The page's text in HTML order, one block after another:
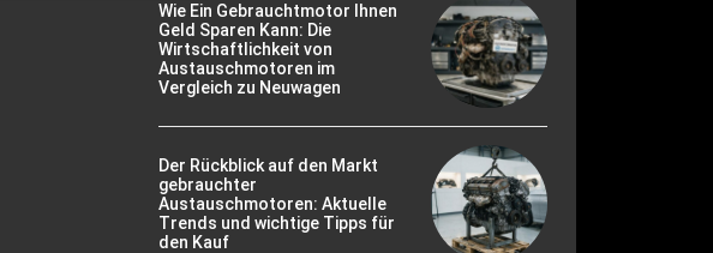
Wie Ein Gebrauchtmotor Ihnen
Geld Sparen Kann: Die
Wirtschaftlichkeit von
Austauschmotoren im
Vergleich zu Neuwagen
Der Rückblick auf den Markt
gebrauchter
Austauschmotoren: Aktuelle
Trends und wichtige Tipps für
den Kauf